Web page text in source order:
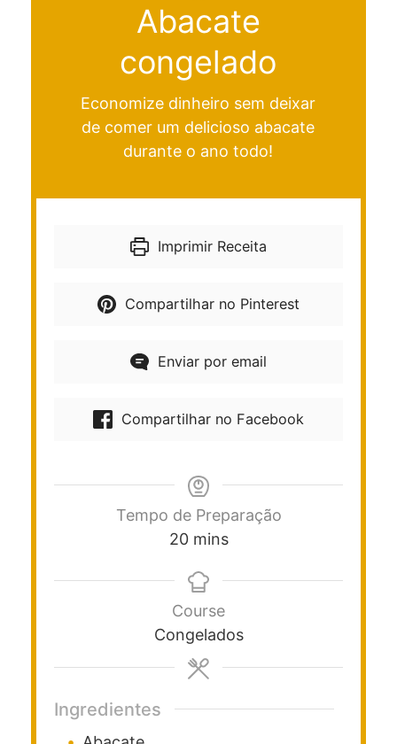
Abacate
congelado
Economize dinheiro sem deixar
de comer um delicioso abacate
durante o ano todo!
Imprimir Receita
Compartilhar no Pinterest
Enviar por email
Compartilhar no Facebook
Tempo de Preparação
20 mins
Course
Congelados
Ingredientes